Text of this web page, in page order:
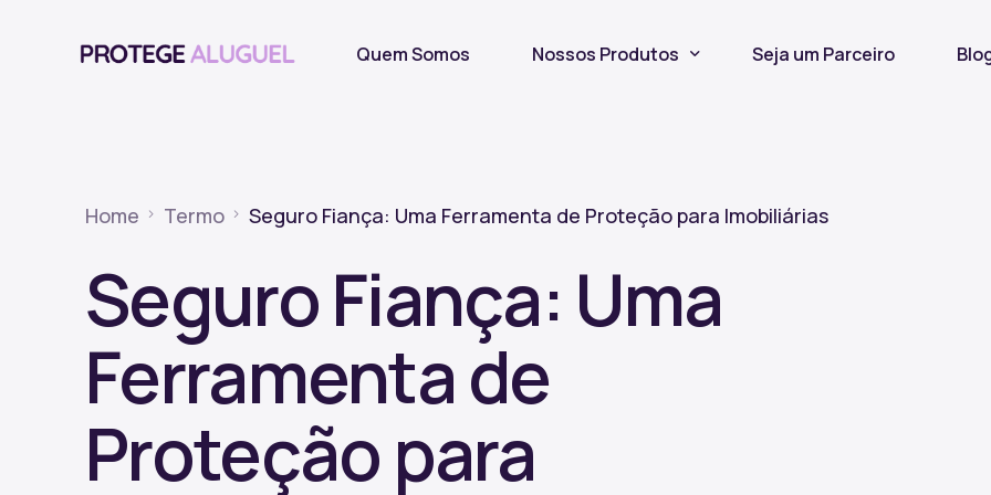
Quem Somos Nossos Produtos
Seguro Fiança Locatícia
Seja um Parceiro
Home Termo Seguro Fiança: Uma Ferramenta de Proteção para Imobiliárias
Seguro Fiança: Uma
Ferramenta de
Proteção para